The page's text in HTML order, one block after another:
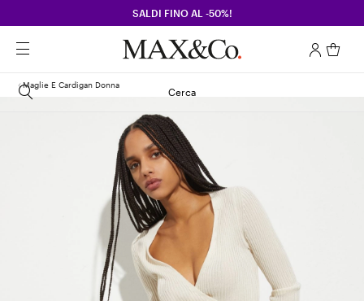
SALDI FINO AL -50%!
Cerca
Maglie E Cardigan Donna